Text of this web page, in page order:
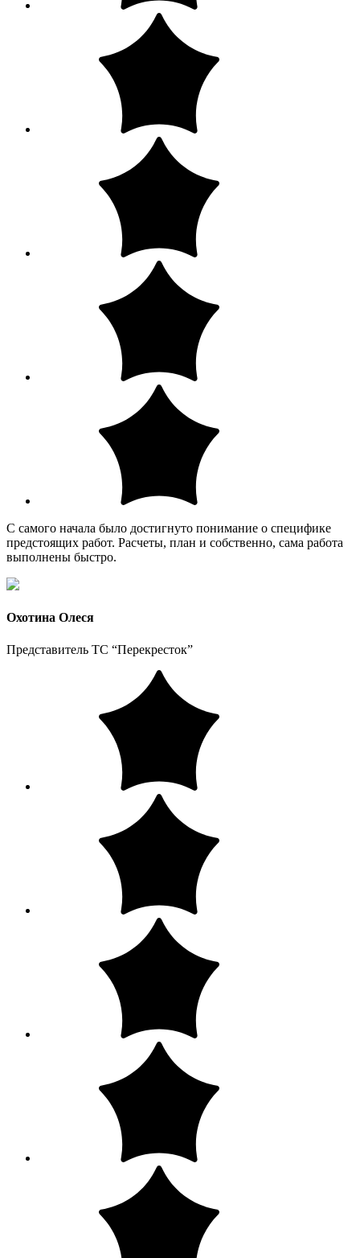
С самого начала было достигнуто понимание о специфике
предстоящих работ. Расчеты, план и собственно, сама работа
выполнены быстро.
Охотина Олеся
Представитель ТС “Перекресток”